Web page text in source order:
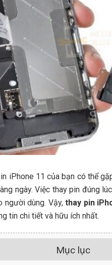
iPhone 11 của bạn có thể
ngày. Việc thay pin đúng
người dùng. Vậy,thay pin
tin chi tiết và hữu ích nhất.
Mục lục